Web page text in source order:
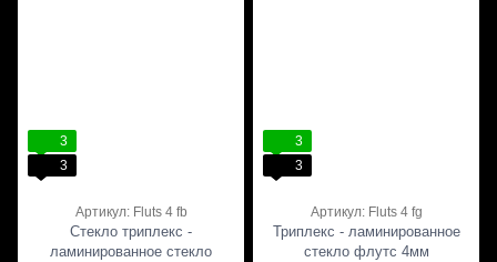
3
3
Артикул: Fluts 4 fb
Стекло триплекс -
ламинированное стекло
3
3
Артикул: Fluts 4 fg
Триплекс - ламинированное
стекло флутс 4мм